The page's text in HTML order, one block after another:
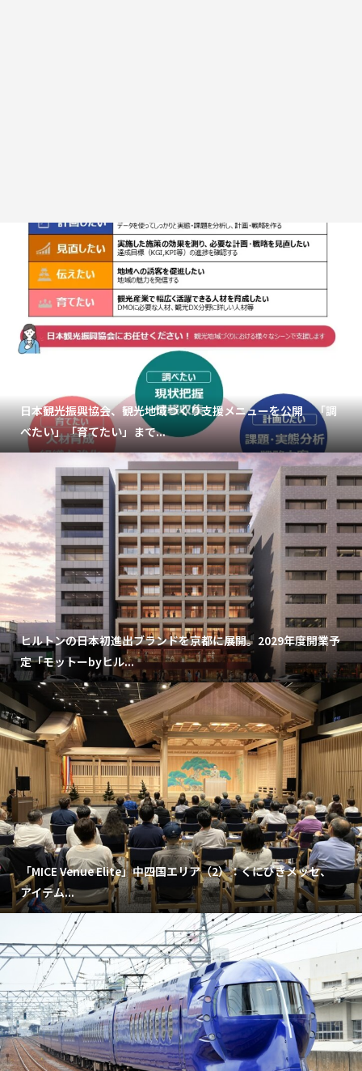
日本観光振興協会、観光地域づくり支援メニューを公開 「調
べたい」「育てたい」まで...
ヒルトンの日本初進出ブランドを京都に展開。2029年度開業予
定「モットーbyヒル...
「MICE Venue Elite」中四国エリア（2）：くにびきメッセ、
アイテム...